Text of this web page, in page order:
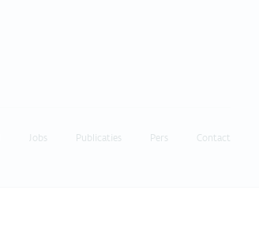
Jobs Publicaties Pers Contact